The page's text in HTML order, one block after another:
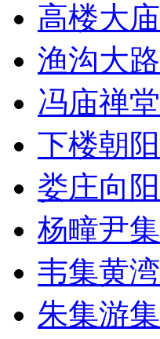
高楼大庙
渔沟大路
冯庙禅堂
下楼朝阳
娄庄向阳
杨疃尹集
韦集黄湾
朱集游集